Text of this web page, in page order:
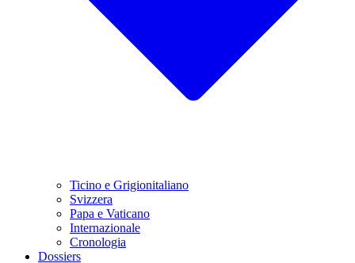
Ticino e Grigionitaliano
Svizzera
Papa e Vaticano
Internazionale
Cronologia
Dossiers